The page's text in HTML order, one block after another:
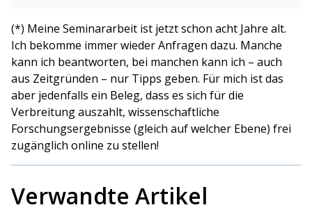
(*) Meine Seminararbeit ist jetzt schon acht Jahre alt.
Ich bekomme immer wieder Anfragen dazu. Manche
kann ich beantworten, bei manchen kann ich – auch
aus Zeitgründen – nur Tipps geben. Für mich ist das
aber jedenfalls ein Beleg, dass es sich für die
Verbreitung auszahlt, wissenschaftliche
Forschungsergebnisse (gleich auf welcher Ebene) frei
zugänglich online zu stellen!
Verwandte Artikel